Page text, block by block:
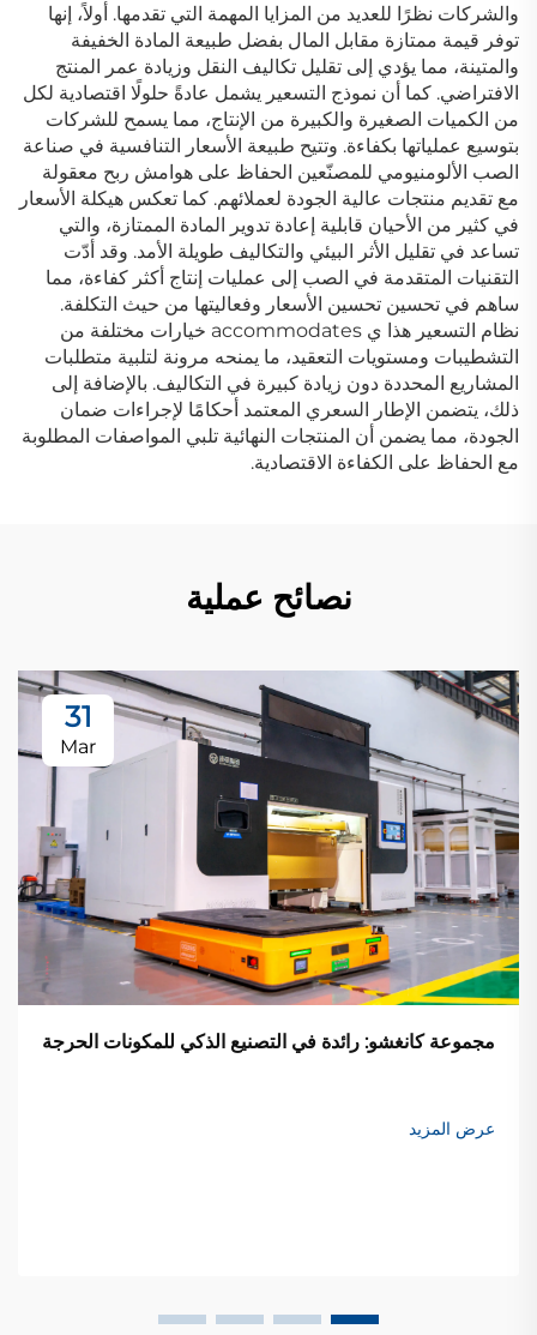
والشركات نظرًا للعديد من المزايا المهمة التي تقدمها. أولاً، إنها
توفر قيمة ممتازة مقابل المال بفضل طبيعة المادة الخفيفة
والمتينة، مما يؤدي إلى تقليل تكاليف النقل وزيادة عمر المنتج
الافتراضي. كما أن نموذج التسعير يشمل عادةً حلولًا اقتصادية لكل
من الكميات الصغيرة والكبيرة من الإنتاج، مما يسمح للشركات
بتوسيع عملياتها بكفاءة. وتتيح طبيعة الأسعار التنافسية في صناعة
الصب الألومنيومي للمصنّعين الحفاظ على هوامش ربح معقولة
مع تقديم منتجات عالية الجودة لعملائهم. كما تعكس هيكلة الأسعار
في كثير من الأحيان قابلية إعادة تدوير المادة الممتازة، والتي
تساعد في تقليل الأثر البيئي والتكاليف طويلة الأمد. وقد أدّت
التقنيات المتقدمة في الصب إلى عمليات إنتاج أكثر كفاءة، مما
ساهم في تحسين تحسين الأسعار وفعاليتها من حيث التكلفة.
نظام التسعير هذا ي accommodates خيارات مختلفة من
التشطيبات ومستويات التعقيد، ما يمنحه مرونة لتلبية متطلبات
المشاريع المحددة دون زيادة كبيرة في التكاليف. بالإضافة إلى
ذلك، يتضمن الإطار السعري المعتمد أحكامًا لإجراءات ضمان
الجودة، مما يضمن أن المنتجات النهائية تلبي المواصفات المطلوبة
مع الحفاظ على الكفاءة الاقتصادية.
نصائح عملية
31
Mar
مجموعة كانغشو: رائدة في التصنيع الذكي للمكونات الحرجة
عرض المزيد